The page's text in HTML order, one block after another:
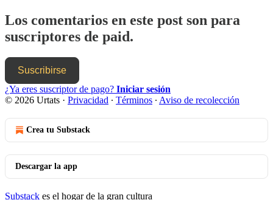
Los comentarios en este post son para
suscriptores de paid.
Suscribirse
¿Ya eres suscriptor de pago? Iniciar sesión
© 2026 Urtats · Privacidad ∙ Términos ∙ Aviso de recolección
Crea tu Substack
Descargar la app
Substack es el hogar de la gran cultura